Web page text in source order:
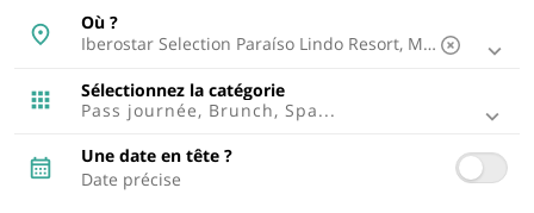
Majorque, Espagne
Malaga, Espagne
Tenerife, Espagne
Cadix, Espagne
Punta Cana, République dominicaine
Riviera Maya, Mexique
Où ?
Sélectionnez la catégorie
Pass journée, Brunch, Spa...
Une date en tête ?